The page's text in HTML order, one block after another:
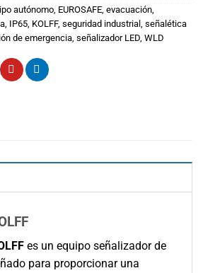
autónomo EUROSAFE evacuación
IP65 KOLFF, seguridad industrial señalética
de emergencia señalizador LED WLD
es un equipo señalizador de
para proporcionar una